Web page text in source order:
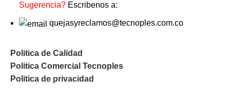
Sugerencia? Escribenos a:
quejasyreclamos@tecnoples.com.co
Politica de Calidad
Politica Comercial Tecnoples
Politica de privacidad